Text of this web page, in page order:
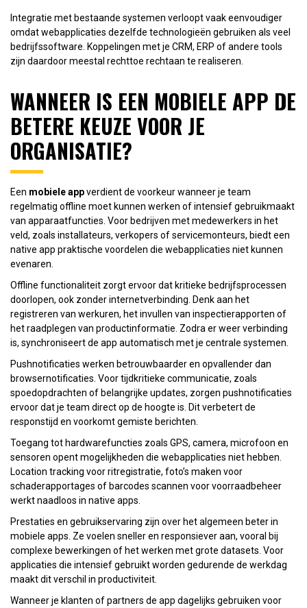
Integratie met bestaande systemen verloopt vaak eenvoudiger
omdat webapplicaties dezelfde technologieën gebruiken als veel
bedrijfssoftware. Koppelingen met je CRM, ERP of andere tools
zijn daardoor meestal rechttoe rechtaan te realiseren.
WANNEER IS EEN MOBIELE APP DE
BETERE KEUZE VOOR JE
ORGANISATIE?
Een mobiele appverdient de voorkeur wanneer je team
regelmatig offline moet kunnen werken of intensief gebruikmaakt
van apparaatfuncties. Voor bedrijven met medewerkers in het
veld, zoals installateurs, verkopers of servicemonteurs, biedt een
native app praktische voordelen die webapplicaties niet kunnen
evenaren.
Offline functionaliteit zorgt ervoor dat kritieke bedrijfsprocessen
doorlopen, ook zonder internetverbinding. Denk aan het
registreren van werkuren, het invullen van inspectierapporten of
het raadplegen van productinformatie. Zodra er weer verbinding
is, synchroniseert de app automatisch met je centrale systemen.
Pushnotificaties werken betrouwbaarder en opvallender dan
browsernotificaties. Voor tijdkritieke communicatie, zoals
spoedopdrachten of belangrijke updates, zorgen pushnotificaties
ervoor dat je team direct op de hoogte is. Dit verbetert de
responstijd en voorkomt gemiste berichten.
Toegang tot hardwarefuncties zoals GPS, camera, microfoon en
sensoren opent mogelijkheden die webapplicaties niet hebben.
Location tracking voor ritregistratie, foto’s maken voor
schaderapportages of barcodes scannen voor voorraadbeheer
werkt naadloos in native apps.
Prestaties en gebruikservaring zijn over het algemeen beter in
mobiele apps. Ze voelen sneller en responsiever aan, vooral bij
complexe bewerkingen of het werken met grote datasets. Voor
applicaties die intensief gebruikt worden gedurende de werkdag
maakt dit verschil in productiviteit.
Wanneer je klanten of partners de app dagelijks gebruiken voor